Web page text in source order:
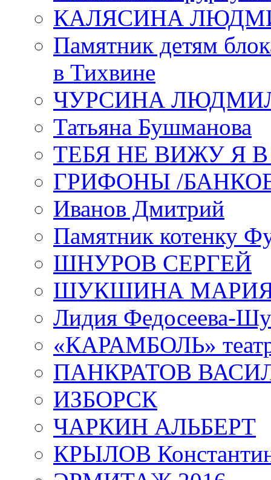
КАЛЯСИНА
Памятник детям
в Тихвине
ЧУРСИНА
Татьяна Бушманова
ТЕБЯ НЕ ВИЖУ Я
ГРИФОНЫ /
Иванов Дмитрий
Памятник котенку
ШНУРОВ СЕРГЕЙ
ШУКШИНА
Лидия Федосеева-
«КАРАМБОЛЬ»
ПАНКРАТОВ
ИЗБОРСК
ЧАРКИН АЛЬБЕРТ
КРЫЛОВ